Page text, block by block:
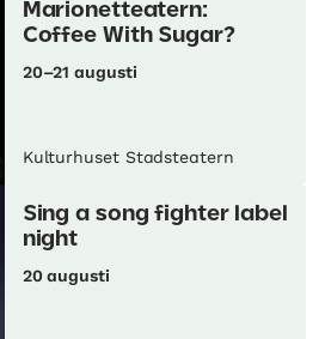
Marionetteatern:
Coffee With Sugar?
20–21 augusti
Kulturhuset Stadsteatern
Sing a song fighter label
night
20 augusti